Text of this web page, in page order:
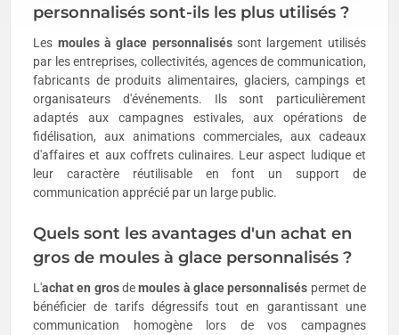
personnalisés sont-ils les plus utilisés ?
Les moules à glace personnaliséssont largement utilisés
par les entreprises, collectivités, agences de communication,
fabricants de produits alimentaires, glaciers, campings et
organisateurs d'événements. Ils sont particulièrement
adaptés aux campagnes estivales, aux opérations de
fidélisation, aux animations commerciales, aux cadeaux
d'affaires et aux coffrets culinaires. Leur aspect ludique et
leur caractère réutilisable en font un support de
communication apprécié par un large public.
Quels sont les avantages d'un achat en
gros de moules à glace personnalisés ?
L'achat en grosdemoules à glace personnalisés permet de
bénéficier de tarifs dégressifs tout en garantissant une
communication homogène lors de vos campagnes